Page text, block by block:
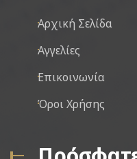
Αρχική Σελίδα
Αγγελίες
Επικοινωνία
Όροι Χρήσης